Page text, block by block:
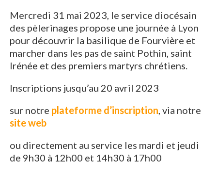
Mercredi 31 mai 2023, le service diocésain
des pèlerinages propose une journée à Lyon
pour découvrir la basilique de Fourvière et
marcher dans les pas de saint Pothin, saint
Irénée et des premiers martyrs chrétiens.
Inscriptions jusqu’au 20 avril 2023
sur notre plateforme d’inscription, via notre
site web
ou directement au service les mardi et jeudi
de 9h30 à 12h00 et 14h30 à 17h00